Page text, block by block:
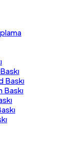
Baskı
Baskı